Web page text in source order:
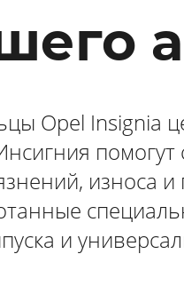
Opel Insignia
износа
и